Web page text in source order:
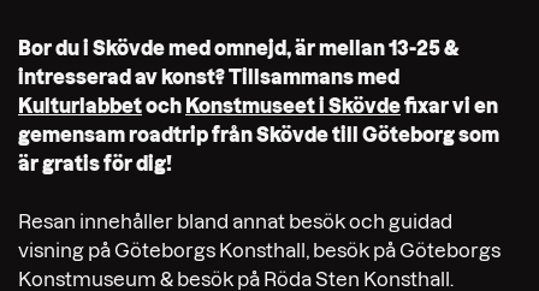
Bor du i Skövde med omnejd, är mellan 13-25 &
intresserad av konst? Tillsammans med
Kulturlabbetoch Konstmuseet i Skövdefixar vi en
gemensam roadtrip från Skövde till Göteborg som
är gratis för dig!
Resan innehåller bland annat besök och guidad
visning på Göteborgs Konsthall, besök på Göteborgs
Konstmuseum & besök på Röda Sten Konsthall.